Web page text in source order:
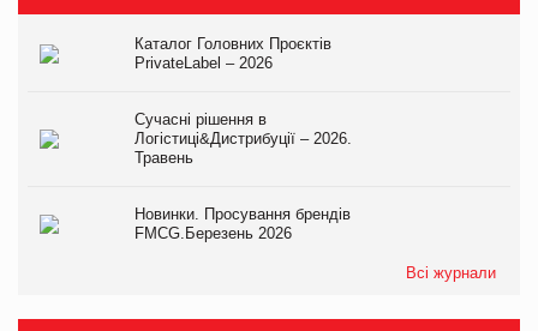
Каталог Головних Проєктів
PrivateLabel – 2026
Сучасні рішення в
Логістиці&Дистрибуції – 2026.
Травень
Новинки. Просування брендів
FMCG.Березень 2026
Всі журнали